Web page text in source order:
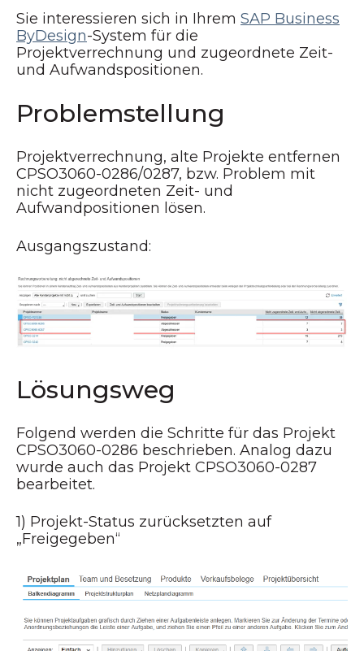
Sie interessieren sich in Ihrem SAP Business
ByDesign-System für die
Projektverrechnung und zugeordnete Zeit-
und Aufwandspositionen.
Problemstellung
Projektverrechnung, alte Projekte entfernen
CPSO3060-0286/0287, bzw. Problem mit
nicht zugeordneten Zeit- und
Aufwandpositionen lösen.
Ausgangszustand:
Lösungsweg
Folgend werden die Schritte für das Projekt
CPSO3060-0286 beschrieben. Analog dazu
wurde auch das Projekt CPSO3060-0287
bearbeitet.
1) Projekt-Status zurücksetzten auf
„Freigegeben“